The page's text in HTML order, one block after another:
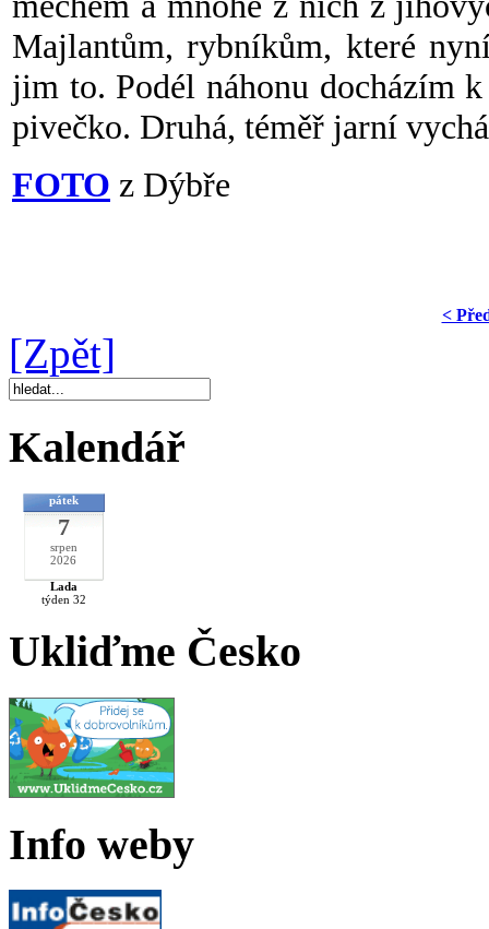
Majlantům, rybníkům, které
jim to. Podél náhonu docházím
pivečko. Druhá, téměř jarní
FOTO z Dýbře
<
[Zpět]
Kalendář
pátek
7
srpen
2026
Lada
týden 32
Ukliďme Česko
Info weby